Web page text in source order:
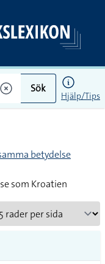
Sök
Hjälp/Tips
betydelse
som Kroatien